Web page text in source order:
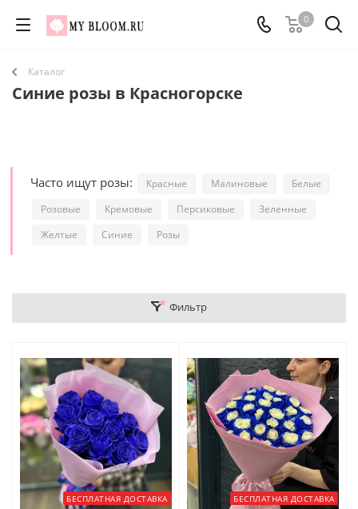
0
Каталог
Синие розы в Красногорске
Часто ищут розы: Красные Малиновые
Белые
Розовые
Кремовые Персиковые
Зеленные
Желтые
Синие Розы
Фильтр
БЕСПЛАТНАЯ ДОСТАВКА БЕСПЛАТНАЯ ДОСТАВКА